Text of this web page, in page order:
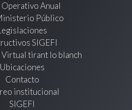
Operativo Anual
Público
SIGEFI
tirant lo blanch
Ubicaciones
Contacto
institucional
SIGEFI